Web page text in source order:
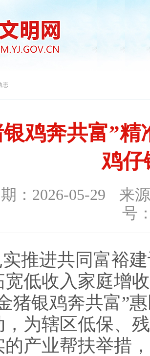
态
鸡奔共富”精
鸡仔
： 2026-05-29
来
号
推进共同富裕
宽低收入家庭增
猪银鸡奔共富”
，为辖区低保、
的产业帮扶举措